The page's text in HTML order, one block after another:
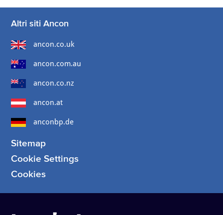
Altri siti Ancon
ancon.co.uk
ancon.com.au
ancon.co.nz
ancon.at
anconbp.de
Sitemap
Cookie Settings
Cookies